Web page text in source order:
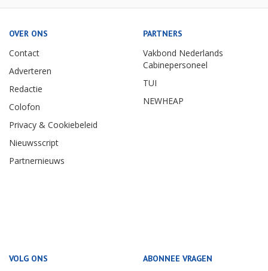
OVER ONS
Contact
Adverteren
Redactie
Colofon
Privacy & Cookiebeleid
Nieuwsscript
Partnernieuws
PARTNERS
Vakbond Nederlands
Cabinepersoneel
TUI
NEWHEAP
VOLG ONS ABONNEE VRAGEN